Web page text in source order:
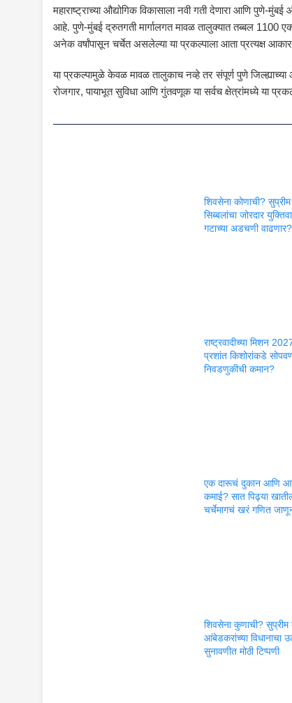
महाराष्ट्राच्या औद्योगिक विकासाला नवी गती देणारा आणि पुणे-मुंबई
आहे. पुणे-मुंबई द्रुतगती मार्गालगत मावळ तालुक्यात तब्बल 1100
अनेक वर्षांपासून चर्चेत असलेल्या या प्रकल्पाला आता प्रत्यक्ष
या प्रकल्पामुळे केवळ मावळ तालुकाच नव्हे तर संपूर्ण पुणे
रोजगार, पायाभूत सुविधा आणि गुंतवणूक या सर्वच क्षेत्रांमध्ये या
शिवसेना कोणाची? सुप्रीम
सिब्बलांचा जोरदार
गटाच्या अडचणी वाढणार?
राष्ट्रवादीच्या मिशन
प्रशांत किशोरांकडे
निवडणुकीची कमान?
एक दारूचं दुकान आणि
कमाई? सात पिढ्या
चर्चेमागचं खरं गणित
शिवसेना कुणाची? सुप्रीम
आंबेडकरांच्या विधानाचा
सुनावणीत मोठी टिप्पणी